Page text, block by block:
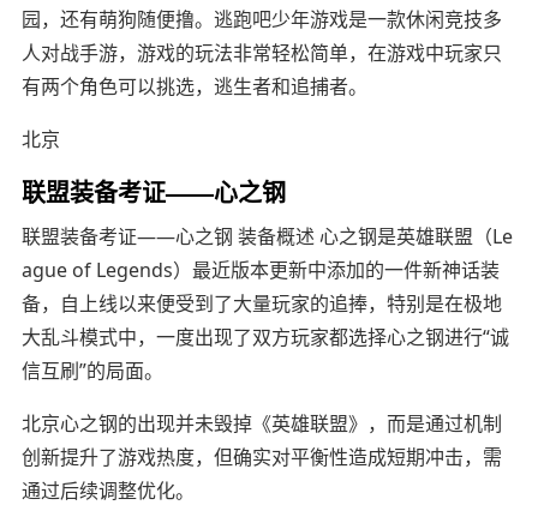
园，还有萌狗随便撸。逃跑吧少年游戏是一款休闲竞技多
人对战手游，游戏的玩法非常轻松简单，在游戏中玩家只
有两个角色可以挑选，逃生者和追捕者。
北京
联盟装备考证——心之钢
联盟装备考证——心之钢 装备概述 心之钢是英雄联盟（Le
ague of Legends）最近版本更新中添加的一件新神话装
备，自上线以来便受到了大量玩家的追捧，特别是在极地
大乱斗模式中，一度出现了双方玩家都选择心之钢进行“诚
信互刷”的局面。
北京心之钢的出现并未毁掉《英雄联盟》，而是通过机制
创新提升了游戏热度，但确实对平衡性造成短期冲击，需
通过后续调整优化。